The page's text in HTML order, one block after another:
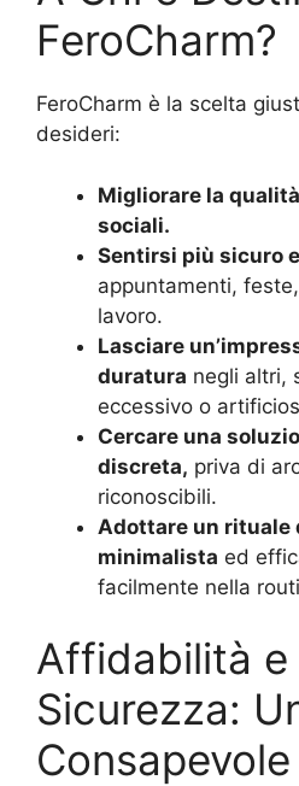
FeroCharm?
FeroCharm è la scelta
desideri:
Migliorare la
sociali.
Sentirsi più sicuro
appuntamenti,
lavoro.
Lasciare
duratura negli altri,
eccessivo o
Cercare una
discreta, priva di
riconoscibili.
Adottare un rituale
minimalista ed
facilmente nella
Affidabilità e
Sicurezza:
Consapevole